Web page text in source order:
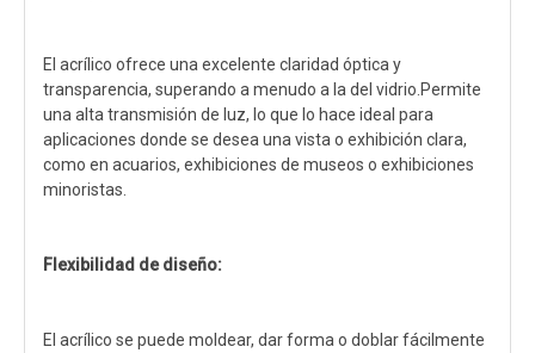
El acrílico ofrece una excelente claridad óptica y
transparencia, superando a menudo a la del vidrio.Permite
una alta transmisión de luz, lo que lo hace ideal para
aplicaciones donde se desea una vista o exhibición clara,
como en acuarios, exhibiciones de museos o exhibiciones
minoristas.
Flexibilidad de diseño:
El acrílico se puede moldear, dar forma o doblar fácilmente